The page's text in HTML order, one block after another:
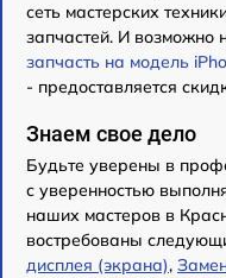
сеть мастерских
запчастей. И возможно
запчасть на модель
- предоставляется
Знаем свое дело
Будьте уверены в
с уверенностью
наших мастеров в
востребованы
дисплея (экрана),